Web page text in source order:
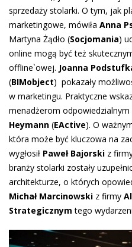
sprzedaży stolarki. O tym, jak
marketingowe, mówiła Anna
Martyna Żądło (Socjomania)
online mogą być też
offline`owej. Joanna
(BIMobject) pokazały
w marketingu. Praktyczne
menadżerom
Heymann (EActive). O
która może być kluczowa na
wygłosił Paweł Bajorski z
branży stolarki zostały
architekturze, o których
Michał Marcinowski z firmy
Strategicznym tego